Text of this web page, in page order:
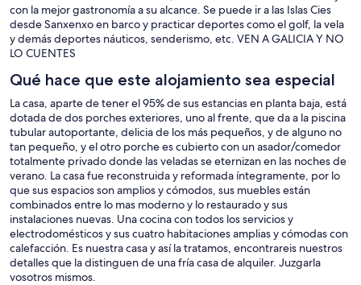
con la mejor gastronomía a su alcance. Se puede ir a las Islas Cies
desde Sanxenxo en barco y practicar deportes como el golf, la vela
y demás deportes náuticos, senderismo, etc. VEN A GALICIA Y NO
LO CUENTES
Qué hace que este alojamiento sea especial
La casa, aparte de tener el 95% de sus estancias en planta baja, está
dotada de dos porches exteriores, uno al frente, que da a la piscina
tubular autoportante, delicia de los más pequeños, y de alguno no
tan pequeño, y el otro porche es cubierto con un asador/comedor
totalmente privado donde las veladas se eternizan en las noches de
verano. La casa fue reconstruida y reformada íntegramente, por lo
que sus espacios son amplios y cómodos, sus muebles están
combinados entre lo mas moderno y lo restaurado y sus
instalaciones nuevas. Una cocina con todos los servicios y
electrodomésticos y sus cuatro habitaciones amplias y cómodas con
calefacción. Es nuestra casa y así la tratamos, encontrareis nuestros
detalles que la distinguen de una fría casa de alquiler. Juzgarla
vosotros mismos.